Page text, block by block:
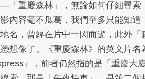
「重慶森林」，無論如何仔細尋索
內容毫不瓜葛，我們至多只能知道
名，曾經在片中一閃而逝，此外「
想像了。《重慶森林》的英文片名
」，前者仍然指的是「重慶大